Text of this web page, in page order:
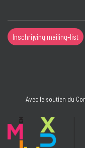
Inschrijving mailing-list
Avec le soutien du